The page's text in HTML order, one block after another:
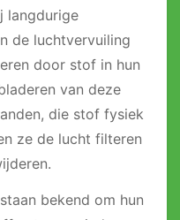
langdurige
de luchtvervuiling
door stof in hun
van deze
die stof fysiek
ze de lucht filteren
​​bekend om hun